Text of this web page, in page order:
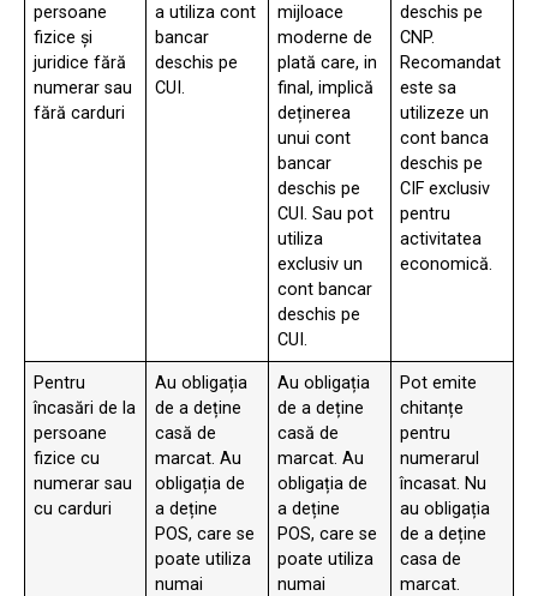
persoane
fizice și
juridice fără
numerar sau
fără carduri
a utiliza cont
bancar
deschis pe
CUI.
mijloace
moderne de
plată care, in
final, implică
deținerea
unui cont
bancar
deschis pe
CUI. Sau pot
utiliza
exclusiv un
cont bancar
deschis pe
CUI.
deschis pe
CNP.
Recomandat
este sa
utilizeze un
cont banca
deschis pe
CIF exclusiv
pentru
activitatea
economică.
Pentru
încasări de la
persoane
fizice cu
numerar sau
cu carduri
Au obligația
de a deține
casă de
marcat. Au
obligația de
a deține
POS, care se
poate utiliza
numai
Au obligația
de a deține
casă de
marcat. Au
obligația de
a deține
POS, care se
poate utiliza
numai
Pot emite
chitanțe
pentru
numerarul
încasat. Nu
au obligația
de a deține
casa de
marcat.